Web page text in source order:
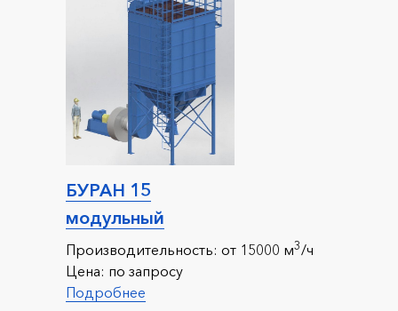
БУРАН 15
модульный
Производительность: от 15000 м3/ч
Цена: по запросу
Подробнее